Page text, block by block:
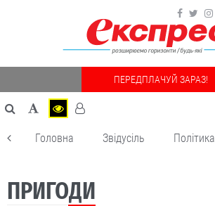
ПЕРЕДПЛАЧУЙ ЗАРАЗ!
Головна Звідусіль Політика
ПРИГОДИ